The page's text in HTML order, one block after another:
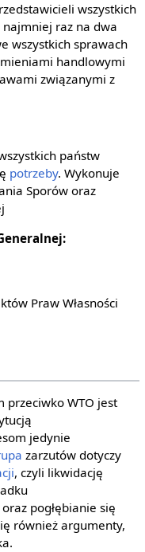
wszystkich
najmniej raz na dwa
wszystkich sprawach
handlowymi
związanymi z
państw
potrzeby. Wykonuje
Sporów oraz
Praw Własności
przeciwko WTO jest
jedynie
zarzutów dotyczy
, czyli likwidację
pogłębianie się
również argumenty,